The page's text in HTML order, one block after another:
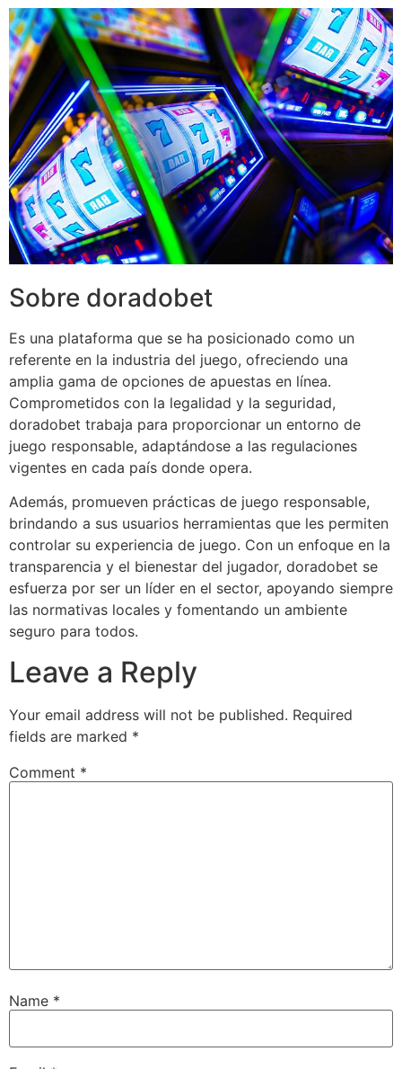
Sobre doradobet
Es una plataforma que se ha posicionado como un
referente en la industria del juego, ofreciendo una
amplia gama de opciones de apuestas en línea.
Comprometidos con la legalidad y la seguridad,
doradobet trabaja para proporcionar un entorno de
juego responsable, adaptándose a las regulaciones
vigentes en cada país donde opera.
Además, promueven prácticas de juego responsable,
brindando a sus usuarios herramientas que les permiten
controlar su experiencia de juego. Con un enfoque en la
transparencia y el bienestar del jugador, doradobet se
esfuerza por ser un líder en el sector, apoyando siempre
las normativas locales y fomentando un ambiente
seguro para todos.
Leave a Reply
Your email address will not be published. Required
fields are marked *
Comment *
Name *